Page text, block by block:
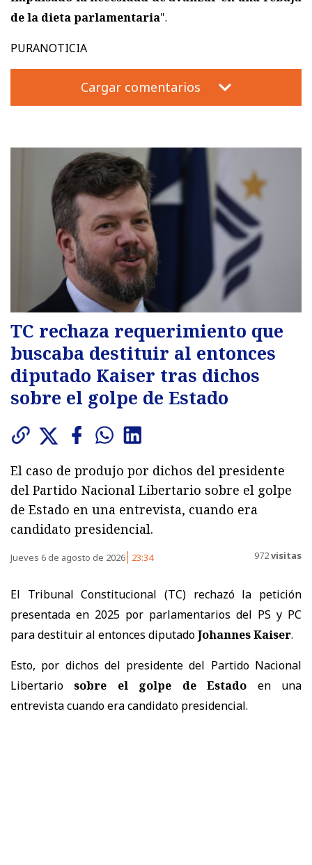
de la dieta parlamentaria".
PURANOTICIA
Cargar comentarios
TC rechaza requerimiento que
buscaba destituir al entonces
diputado Kaiser tras dichos
sobre el golpe de Estado
El caso de produjo por dichos del presidente
del Partido Nacional Libertario sobre el golpe
de Estado en una entrevista, cuando era
candidato presidencial.
Jueves 6 de agosto de 2026 23:34 972visitas
El Tribunal Constitucional (TC) rechazó la petición
presentada en 2025 por parlamentarios del PS y PC
para destituir al entonces diputadoJohannes Kaiser.
Esto, por dichos del presidente del Partido Nacional
Libertario sobre el golpe de Estado en una
entrevista cuando era candidato presidencial.